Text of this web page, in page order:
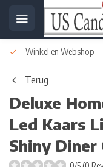
Winkel en Webshop
Terug
Deluxe
Led Kaars
Shiny Diner